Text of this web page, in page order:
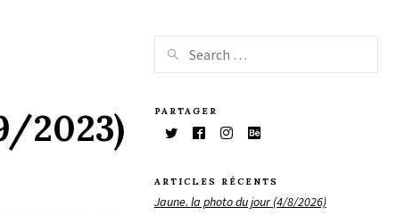
2023) PARTAGER
ARTICLES RÉCENTS
Jaune. la photo du jour (4/8/2026)